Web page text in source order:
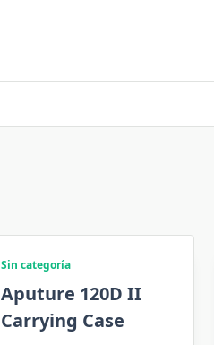
Sin categoría
Aputure 120D II
Carrying Case